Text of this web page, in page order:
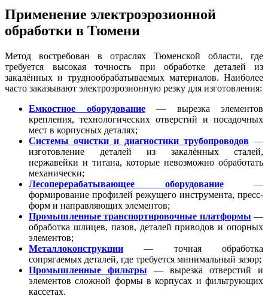
Применение электроэрозионной
обработки в Тюмени
Метод востребован в отраслях Тюменской области, где
требуется высокая точность при обработке деталей из
закалённых и труднообрабатываемых материалов. Наиболее
часто заказывают электроэрозионную резку для изготовления:
Емкостное оборудование— вырезка элементов
крепления, технологических отверстий и посадочных
мест в корпусных деталях;
Системы очистки и диагностики трубопроводов—
изготовление деталей из закалённых сталей,
нержавейки и титана, которые невозможно обработать
механически;
Лесоперерабатывающее оборудование—
формирование профилей режущего инструмента, пресс-
форм и направляющих элементов;
Промышленные транспортировочные платформы —
обработка шлицев, пазов, деталей приводов и опорных
элементов;
Металлоконструкции — точная обработка
сопрягаемых деталей, где требуется минимальный зазор;
Промышленные фильтры — вырезка отверстий и
элементов сложной формы в корпусах и фильтрующих
кассетах.